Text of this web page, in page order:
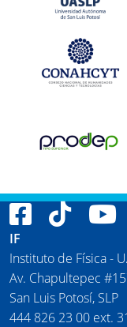
IF
Instituto de Física -
Av. Chapultepec
San Luis Potosí, SLP
444 826 23 00 ext.